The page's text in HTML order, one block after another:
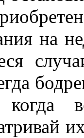
на
когда